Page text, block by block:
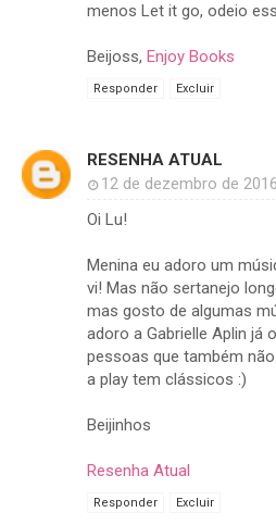
menos Let it go, odeio
Beijoss, Enjoy Books
Responder Excluir
RESENHA ATUAL
12 de dezembro de
Oi Lu!
Menina eu adoro um
vi! Mas não sertanejo
mas gosto de algumas
adoro a Gabrielle Aplin já
pessoas que também
a play tem clássicos :)
Beijinhos
Resenha Atual
Responder Excluir